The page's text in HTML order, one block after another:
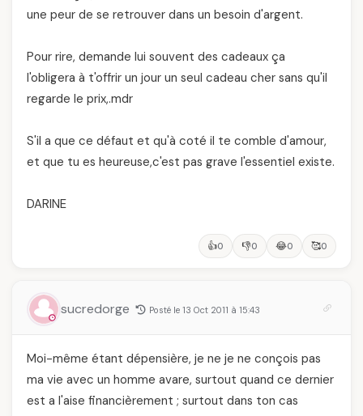
une peur de se retrouver dans un besoin d'argent.
Pour rire, demande lui souvent des cadeaux ça
l'obligera à t'offrir un jour un seul cadeau cher sans qu'il
regarde le prix,.mdr
S'il a que ce défaut et qu'à coté il te comble d'amour,
et que tu es heureuse,c'est pas grave l'essentiel existe.
DARINE
👍0 👎0 😂0 🥰0
sucredorge Posté le 13 Oct 2011 à 15:43
Moi-même étant dépensière, je ne je ne conçois pas
ma vie avec un homme avare, surtout quand ce dernier
est a l'aise financièrement ; surtout dans ton cas